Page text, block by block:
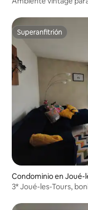
Superanfitrión
Superanfitrión
Condominio en Joué-
3* Joué-les-Tours,